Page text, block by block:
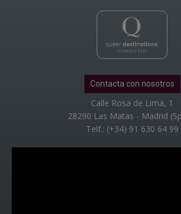
Contacta con nosotros
Calle Rosa de Lima, 1
28290 Las Matas - Madrid
Telf.: (+34) 91 630 64 99